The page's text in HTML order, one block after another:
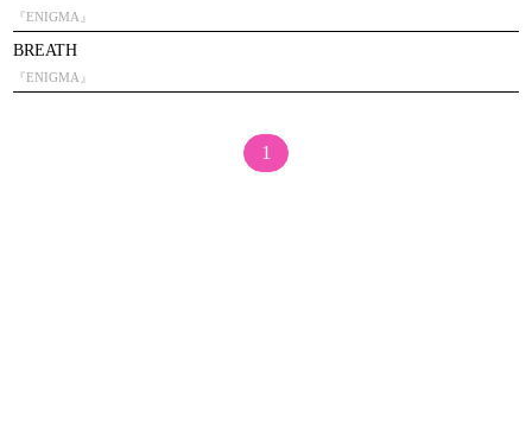
『ENIGMA』
BREATH
『ENIGMA』
1